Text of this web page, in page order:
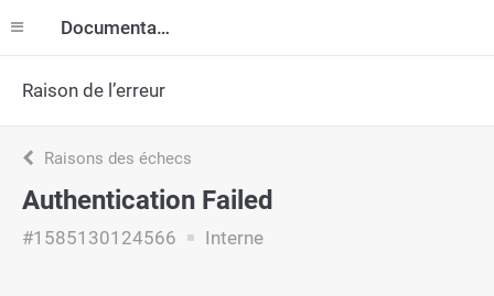
Documentation
Raison de l’erreur
Raisons des échecs
Authentication Failed
#1585130124566 Interne